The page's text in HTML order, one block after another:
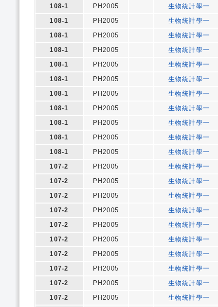
108-1
PH2005
生物統計學一
108-1
PH2005
生物統計學一
108-1
PH2005
生物統計學一
108-1
PH2005
生物統計學一
108-1
PH2005
生物統計學一
108-1
PH2005
生物統計學一
108-1
PH2005
生物統計學一
108-1
PH2005
生物統計學一
108-1
PH2005
生物統計學一
108-1
PH2005
生物統計學一
108-1
PH2005
生物統計學一
107-2
PH2005
生物統計學一
107-2
PH2005
生物統計學一
107-2
PH2005
生物統計學一
107-2
PH2005
生物統計學一
107-2
PH2005
生物統計學一
107-2
PH2005
生物統計學一
107-2
PH2005
生物統計學一
107-2
PH2005
生物統計學一
107-2
PH2005
生物統計學一
107-2
PH2005
生物統計學一